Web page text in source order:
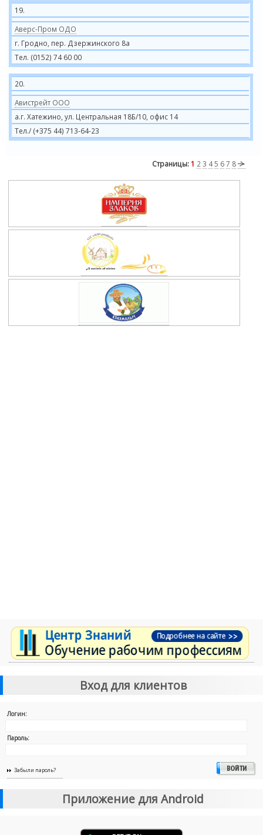
19.
Аверс-Пром ОДО
г. Гродно, пер. Дзержинского 8а
Тел. (0152) 74 60 00
20.
Авистрейт ООО
а.г. Хатежино, ул. Центральная 18Б/10, офис 14
Тел./ (+375 44) 713-64-23
Страницы: 1 2 3 45 67 8
Вход для клиентов
Логин:
Пароль:
Забыли пароль?
Приложение для Android